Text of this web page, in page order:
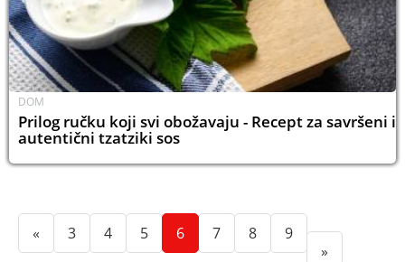
DOM
Prilog ručku koji svi obožavaju - Recept za savršeni i
autentični tzatziki sos
« 3(current)
4(current)
5(current)
6(current)
7(current)
8(current)
9(current)
»